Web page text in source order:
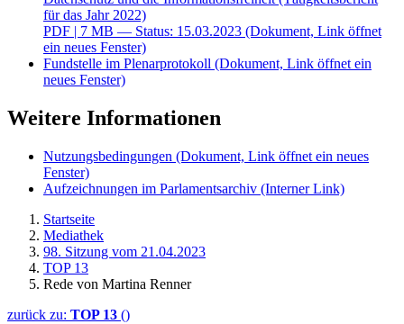
für das Jahr 2022)
PDF | 7 MB — Status: 15.03.2023 (Dokument, Link öffnet
ein neues Fenster)
Fundstelle im Plenarprotokoll (Dokument, Link öffnet ein
neues Fenster)
Weitere Informationen
Nutzungsbedingungen (Dokument, Link öffnet ein neues
Fenster)
Aufzeichnungen im Parlamentsarchiv (Interner Link)
Startseite
Mediathek
98. Sitzung vom 21.04.2023
TOP 13
Rede von Martina Renner
zurück zu: TOP 13 ()